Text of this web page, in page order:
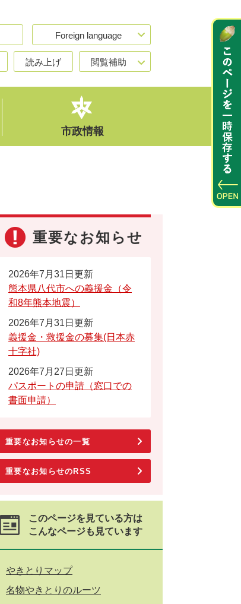
Foreign language
読み上げ 閲覧補助
市政情報
重要なお知らせ
2026年7月31日更新
熊本県八代市への義援金（令
和8年熊本地震）
2026年7月31日更新
義援金・救援金の募集(日本赤
十字社)
2026年7月27日更新
パスポートの申請（窓口での
書面申請）
重要なお知らせの一覧
重要なお知らせのRSS
このページを見ている方は
こんなページも見ています
やきとりマップ
名物やきとりのルーツ